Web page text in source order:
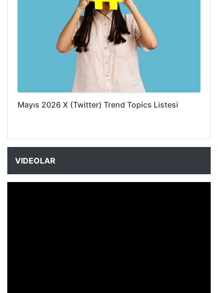
Mayıs 2026 X (Twitter) Trend Topics Listesi
VIDEOLAR